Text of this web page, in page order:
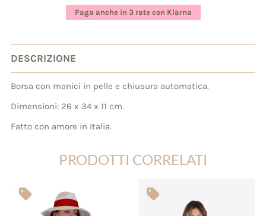
Paga anche in 3 rate con Klarna
DESCRIZIONE
Borsa con manici in pelle e chiusura automatica.
Dimensioni: 26 x 34 x 11 cm.
Fatto con amore in Italia.
PRODOTTI CORRELATI